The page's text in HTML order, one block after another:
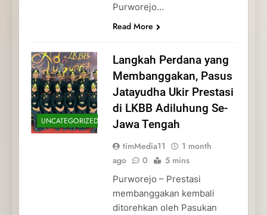
Purworejo…
Read More
UNCATEGORIZED
Langkah Perdana yang
Membanggakan, Pasus
Jatayudha Ukir Prestasi
di LKBB Adiluhung Se-
Jawa Tengah
timMedia11
1 month
ago
0 5 mins
Purworejo – Prestasi
membanggakan kembali
ditorehkan oleh Pasukan